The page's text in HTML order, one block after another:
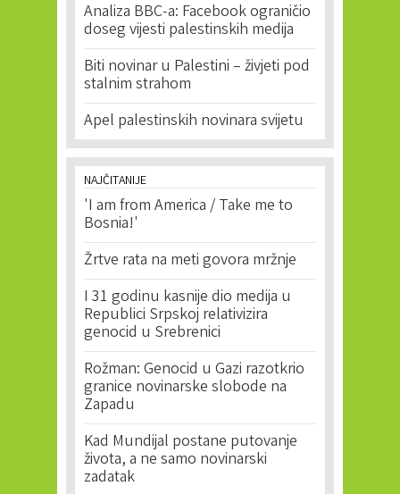
Analiza BBC-a: Facebook ograničio
doseg vijesti palestinskih medija
Biti novinar u Palestini – živjeti pod
stalnim strahom
Apel palestinskih novinara svijetu
NAJČITANIJE
'I am from America / Take me to
Bosnia!'
Žrtve rata na meti govora mržnje
I 31 godinu kasnije dio medija u
Republici Srpskoj relativizira
genocid u Srebrenici
Rožman: Genocid u Gazi razotkrio
granice novinarske slobode na
Zapadu
Kad Mundijal postane putovanje
života, a ne samo novinarski
zadatak